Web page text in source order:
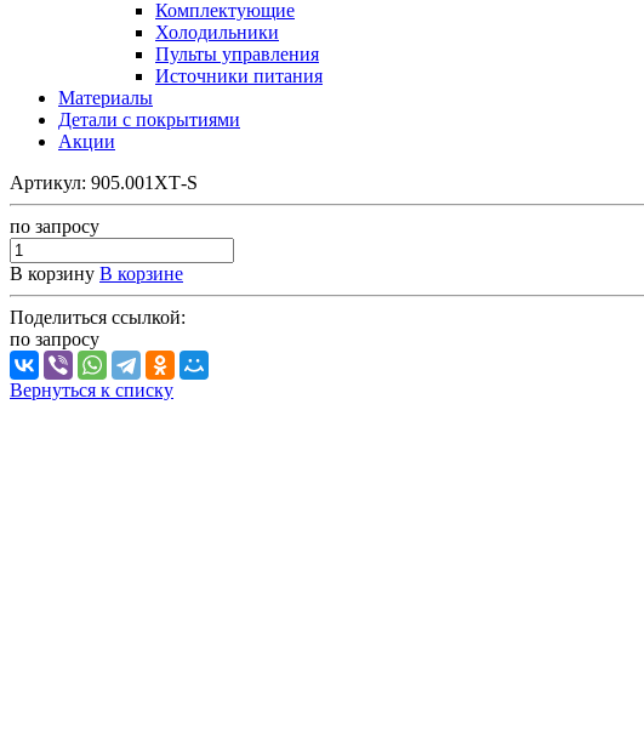
Комплектующие
Холодильники
Пульты управления
Источники питания
Материалы
Детали с покрытиями
Акции
Артикул: 905.001ХТ-S
по запросу
В корзину В корзине
Поделиться ссылкой:
по запросу
Вернуться к списку